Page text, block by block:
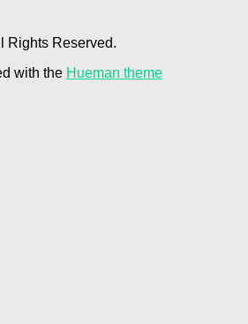
Rights Reserved.
with the Hueman theme